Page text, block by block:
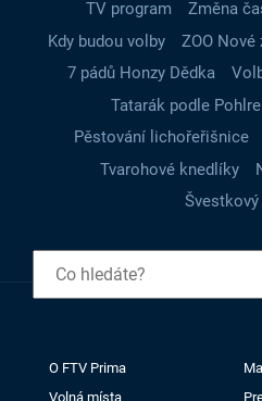
TV program
Změna
Kdy budou volby
ZOO Nové
7 pádů Honzy Dědka
Tatarák podle
Pěstování lichořeřišnice
Tvarohové knedlíky
O FTV Prima
Volná místa